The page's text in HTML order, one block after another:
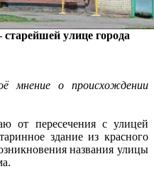
улице города
мнение о происхождении
от пересечения с улицей
здание из красного
названия улицы